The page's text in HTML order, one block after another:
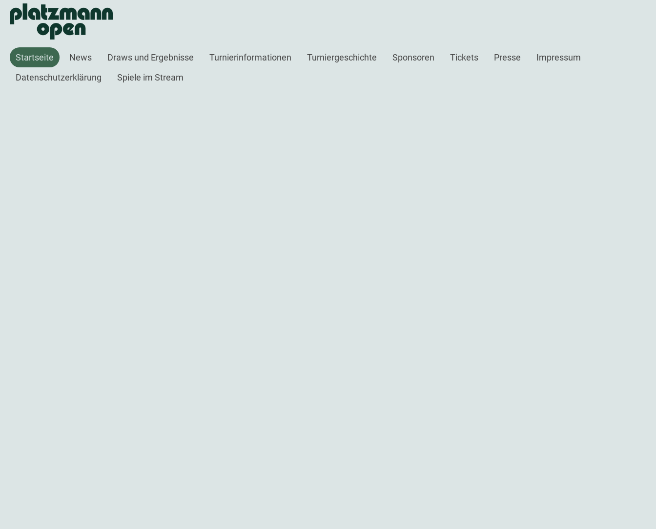
Startseite News Draws und Ergebnisse Turnierinformationen Turniergeschichte Sponsoren Tickets Presse
Impressum
Datenschutzerklärung
Spiele im Stream